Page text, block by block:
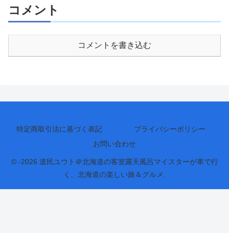
コメント
コメントを書き込む
特定商取引法に基づく表記
プライバシーポリシー
お問い合わせ
© -2026 道民ユウト＠北海道の客室露天風呂マイスターが車で行
く、北海道の楽しい旅＆グルメ.